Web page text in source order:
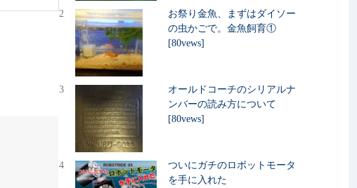
2
お祭り金魚、まずはダイソー
の虫かごで。金魚飼育①
[80vews]
3
オールドコーチのシリアルナ
ンバーの読み方について
[80vews]
4
ついにガチのロボットモータ
を手に入れた